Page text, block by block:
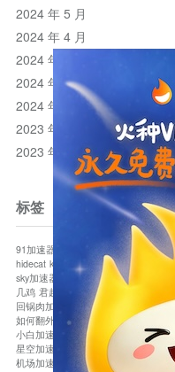
2024 年 5 月
2024 年 4 月
2024 年 3 月
2024 年 2 月
2024 年 1 月
2023 年 12 月
2023 年 11 月
标签
91加速器 bluelayer加速器
hidecat kuai500 panda加速器
plex加
sky加速器
telegram加速器 中信加速器
几鸡 君越加速器 哔咔漫画加速器
回锅肉加速器
坚果加速器 壹点加速
如何翻外墙网站 小哈vp加速器
小
小白加速器
布谷vp加速器 心阶云 快连
星空加速器
最新版clash安卓下载
机场加速器
松果云 极快加速器
梯